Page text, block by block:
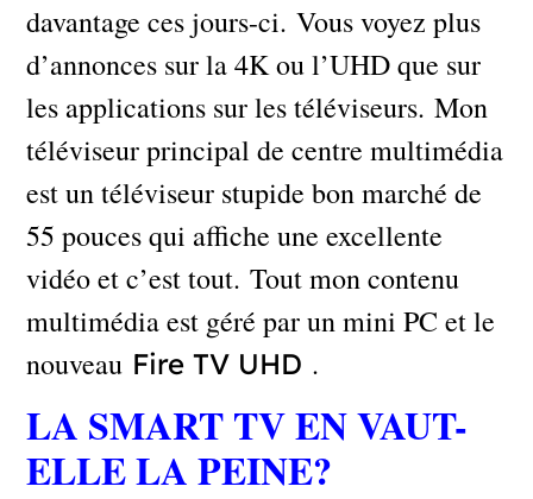
davantage ces jours-ci. Vous voyez plus
d’annonces sur la 4K ou l’UHD que sur
les applications sur les téléviseurs. Mon
téléviseur principal de centre multimédia
est un téléviseur stupide bon marché de
55 pouces qui affiche une excellente
vidéo et c’est tout. Tout mon contenu
multimédia est géré par un mini PC et le
nouveau Fire TV UHD .
LA SMART TV EN VAUT-
ELLE LA PEINE?